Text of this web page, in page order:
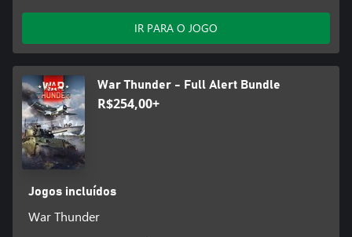
IR PARA O JOGO
War Thunder - Full Alert Bundle
R$254,00+
Jogos incluídos
War Thunder